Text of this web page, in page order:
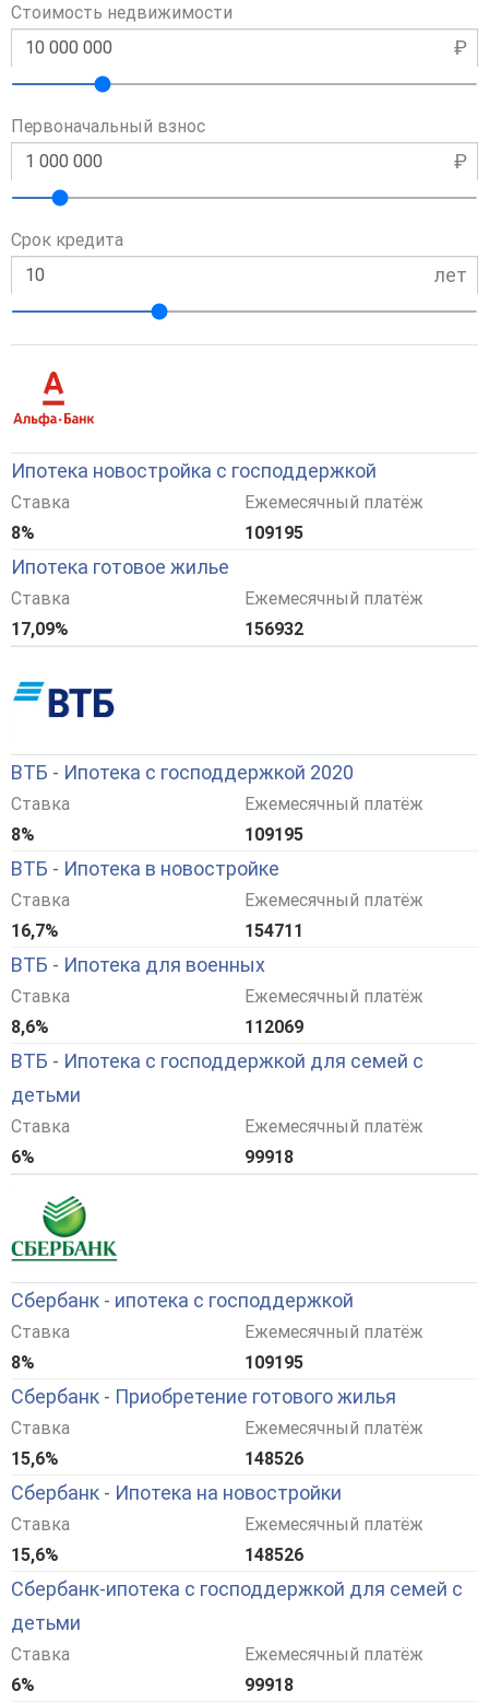
Стоимость недвижимости
₽
Первоначальный взнос
₽
Срок кредита
лет
Ипотека новостройка с господдержкой
Ставка
8%
Ежемесячный платёж
109195
Ипотека готовое жилье
Ставка
17,09%
Ежемесячный платёж
156932
ВТБ - Ипотека с господдержкой 2020
Ставка
8%
Ежемесячный платёж
109195
ВТБ - Ипотека в новостройке
Ставка
16,7%
Ежемесячный платёж
154711
ВТБ - Ипотека для военных
Ставка
8,6%
Ежемесячный платёж
112069
ВТБ - Ипотека с господдержкой для семей с
детьми
Ставка
6%
Ежемесячный платёж
99918
Сбербанк - ипотека с господдержкой
Ставка
8%
Ежемесячный платёж
109195
Сбербанк - Приобретение готового жилья
Ставка
15,6%
Ежемесячный платёж
148526
Сбербанк - Ипотека на новостройки
Ставка
15,6%
Ежемесячный платёж
148526
Сбербанк-ипотека с господдержкой для семей с
детьми
Ставка
6%
Ежемесячный платёж
99918